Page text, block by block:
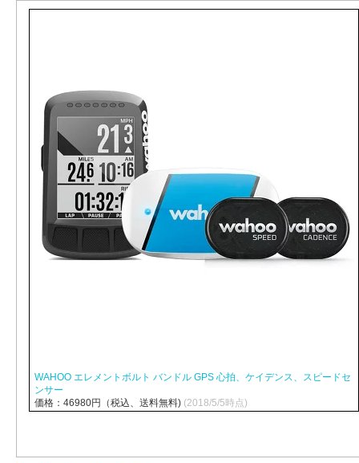
WAHOO エレメントボルト バンドル GPS 心拍、ケイデンス、スピードセ
ンサー
価格：46980円（税込、送料無料) (2018/5/5時点)